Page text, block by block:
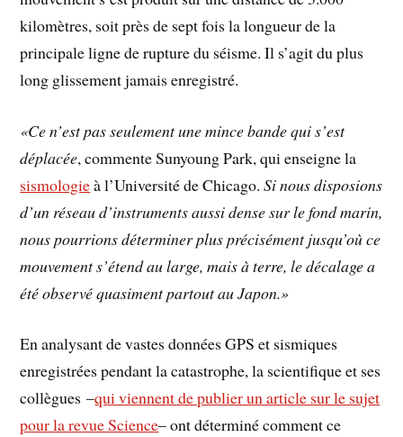
kilomètres, soit près de sept fois la longueur de la
principale ligne de rupture du séisme. Il s’agit du plus
long glissement jamais enregistré.
«Ce n’est pas seulement une mince bande qui s’est
déplacée, commente Sunyoung Park, qui enseigne la
sismologieà l’Université de Chicago.Si nous disposions
d’un réseau d’instruments aussi dense sur le fond marin,
nous pourrions déterminer plus précisément jusqu’où ce
mouvement s’étend au large, mais à terre, le décalage a
été observé quasiment partout au Japon.»
En analysant de vastes données GPS et sismiques
enregistrées pendant la catastrophe, la scientifique et ses
collègues –qui viennent de publier un article sur le sujet
pour la revue Science– ont déterminé comment ce